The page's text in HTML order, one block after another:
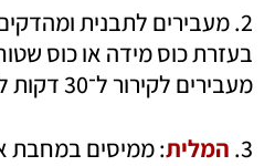
מעבירים לקירור ל־30 דקות לפחות.
3. המלית